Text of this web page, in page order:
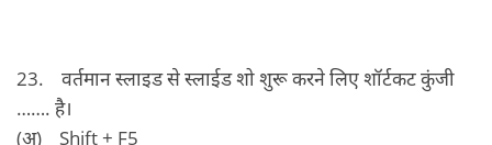
23. वर्तमान स्‍लाइड से स्‍लाईड शो शुरू करने लिए शॉर्टकट कुंजी
……. है।
(अ) Shift + F5